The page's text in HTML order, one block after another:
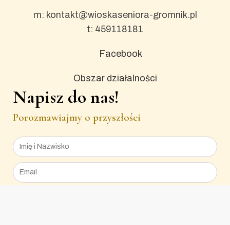
m: kontakt@wioskaseniora-gromnik.pl
t: 459118181
Facebook
Obszar działalności
Napisz do nas!
Porozmawiajmy o przyszłości